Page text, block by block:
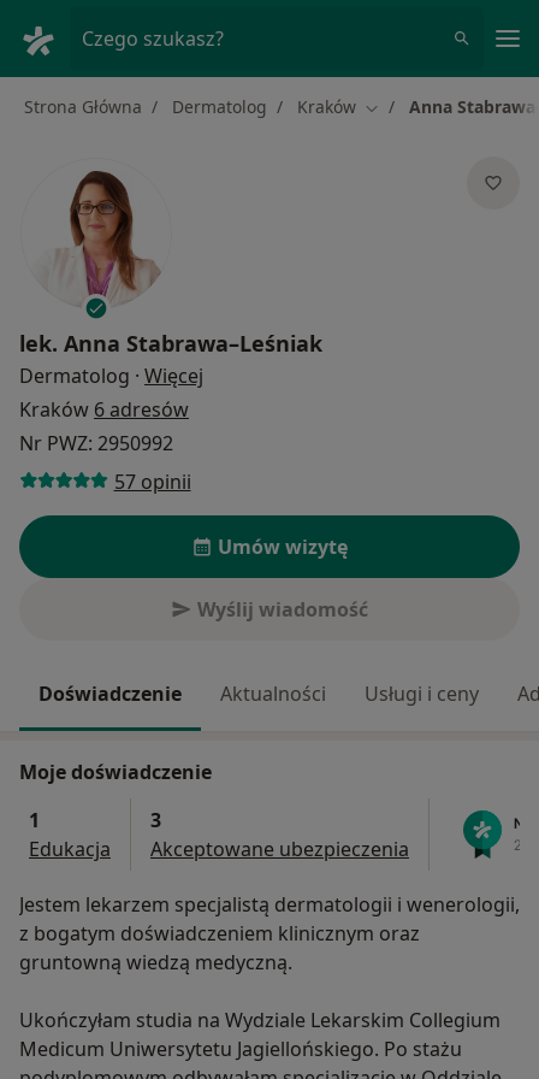
Czego szukasz?
Strona Główna Dermatolog Kraków Zmień miasto
Anna
lek. Anna Stabrawa–Leśniak
Dermatolog · Więcej
Kraków 6 adresów
Nr PWZ: 2950992
57 opinii
Umów wizytę
Wyślij wiadomość
Doświadczenie Aktualności Usługi i ceny
Moje doświadczenie
1
Edukacja
3
Akceptowane ubezpieczenia
Jestem lekarzem specjalistą dermatologii i wenerologii,
z bogatym doświadczeniem klinicznym oraz
gruntowną wiedzą medyczną.
Ukończyłam studia na Wydziale Lekarskim Collegium
Medicum Uniwersytetu Jagiellońskiego. Po stażu